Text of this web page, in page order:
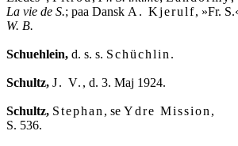
La vie de S.; paa Dansk A. Kjerulf
W. B.
Schuehlein, d. s. s. Schüchlin .
Schultz, J. V. , d. 3. Maj 1924.
Schultz, Stephan , se Ydre Mission ,
S. 536.